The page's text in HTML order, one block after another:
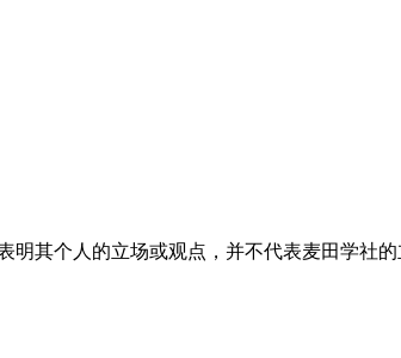
其个人的立场或观点，并不代表麦田学社